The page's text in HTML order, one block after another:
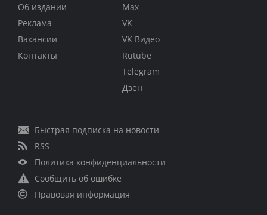
Об издании
Реклама
Вакансии
Контакты
Max
VK
VK Видео
Rutube
Telegram
Дзен
Быстрая подписка на новости
RSS
Политика конфиденциальности
Сообщить об ошибке
Правовая информация